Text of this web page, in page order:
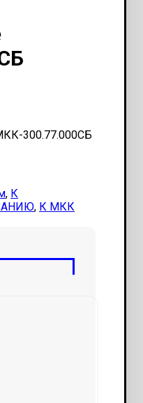
300.77.000СБ
, К
, К МКК